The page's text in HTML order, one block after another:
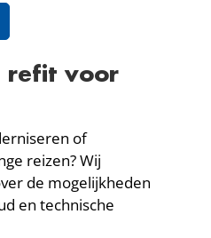
refit voor
of
reizen? Wij
de mogelijkheden
en technische